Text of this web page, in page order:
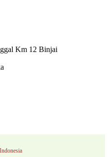
Km 12 Binjai